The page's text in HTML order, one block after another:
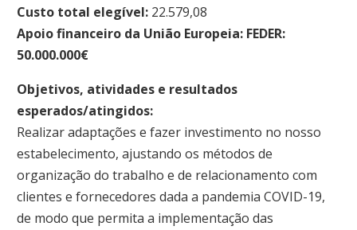
Custo total elegível:22.579,08
Apoio financeiro da União Europeia: FEDER:
50.000.000€
Objetivos, atividades e resultados
esperados/atingidos:
Realizar adaptações e fazer investimento no nosso
estabelecimento, ajustando os métodos de
organização do trabalho e de relacionamento com
clientes e fornecedores dada a pandemia COVID-19,
de modo que permita a implementação das